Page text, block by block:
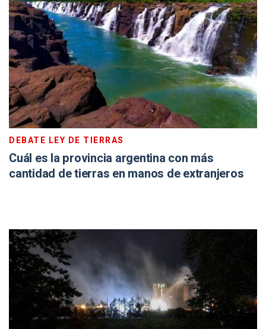
DEBATE LEY DE TIERRAS
Cuál es la provincia argentina con más
cantidad de tierras en manos de extranjeros